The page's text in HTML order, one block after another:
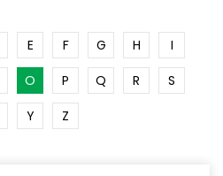
E F G H
I
O P Q R
S
Y Z